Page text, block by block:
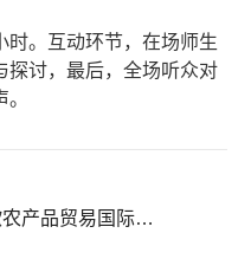
时。互动环节，在场师生
探讨，最后，全场听众对
全球背景下的中欧农产品贸易国际学术研讨会在南京农业大学举行